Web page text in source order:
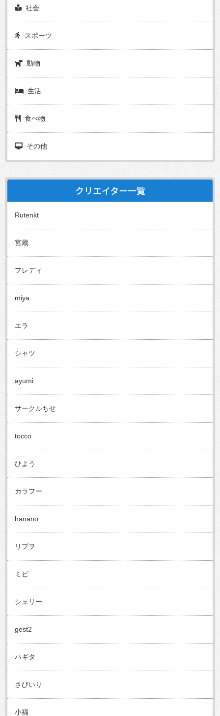
社会
スポーツ
動物
生活
食べ物
その他
クリエイター一覧
Rutenkt
宮蔵
フレディ
miya
エラ
シャツ
ayumi
サークルちせ
tocco
ひよう
カラフー
hanano
リプヲ
ミピ
シェリー
gest2
ハギタ
さびいり
小福